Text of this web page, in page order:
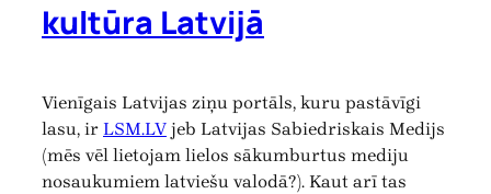
kultūra Latvijā
Vienīgais Latvijas ziņu portāls, kuru pastāvīgi
lasu, ir LSM.LV jeb Latvijas Sabiedriskais Medijs
(mēs vēl lietojam lielos sākumburtus mediju
nosaukumiem latviešu valodā?). Kaut arī tas